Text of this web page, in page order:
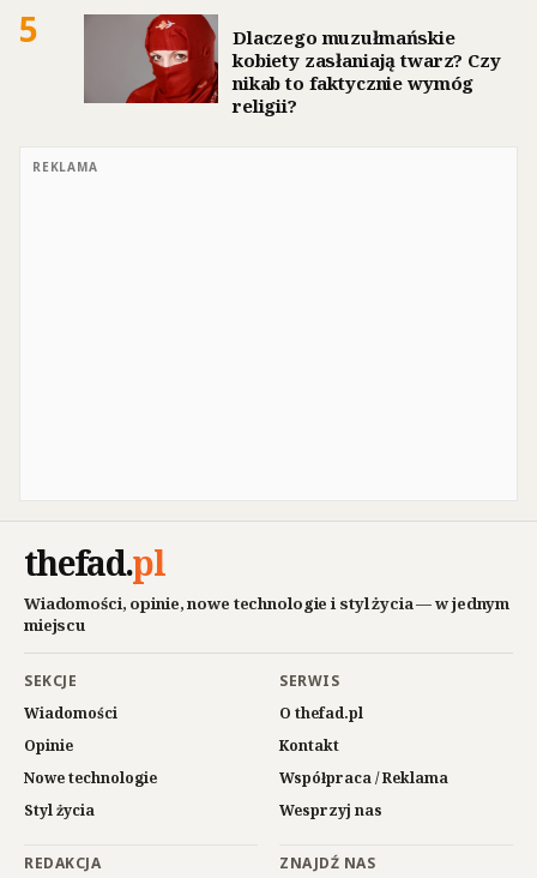
5
Dlaczego muzułmańskie
kobiety zasłaniają twarz? Czy
nikab to faktycznie wymóg
religii?
REKLAMA
thefad.pl
Wiadomości, opinie, nowe technologie i styl życia — w jednym
miejscu
SEKCJE
Wiadomości
Opinie
Nowe technologie
Styl życia
SERWIS
O thefad.pl
Kontakt
Współpraca / Reklama
Wesprzyj nas
REDAKCJA ZNAJDŹ NAS